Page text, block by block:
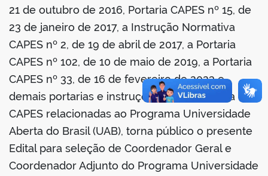
21 de outubro de 2016, Portaria CAPES nº 15, de
23 de janeiro de 2017, a Instrução Normativa
CAPES nº 2, de 19 de abril de 2017, a Portaria
CAPES nº 102, de 10 de maio de 2019, a Portaria
CAPES nº 33, de 16 de fevereiro de 2023 e
demais portarias e instruções normativas da
CAPES relacionadas ao Programa Universidade
Aberta do Brasil (UAB), torna público o presente
Edital para seleção de Coordenador Geral e
Coordenador Adjunto do Programa Universidade